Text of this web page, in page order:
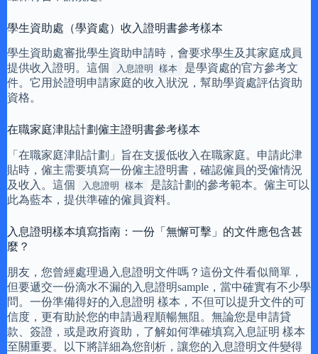
學生資助處（學資處）收入證明書參考樣本
學生資助處審批學生資助申請時，會要求學生及其家庭成員
提供收入證明。這個
入息證明 樣本
是學資處的官方參考文
件。它用於證明申請家庭的收入狀況，幫助學資處評估資助
資格。
在職家庭津貼計劃僱主證明書參考樣本
「在職家庭津貼計劃」旨在支援低收入在職家庭。申請此津
貼時，僱主需要填寫一份僱主證明書，確認僱員的受僱情況
及收入。這個
入息證明 樣本
是該計劃的參考範本。僱主可以
此為藍本，提供準確的僱員資料。
入息證明樣本填寫指南：一份「無懈可擊」的文件應包含甚
麼？
朋友，您曾經處理過入息證明文件嗎？這份文件看似簡單，
但要遞交一份滴水不漏的入息證明sample，當中確實有不少學
問。一份準備得好的入息證明 樣本，不但可以提升文件的可
信度，更有助於您的申請過程順暢無阻。無論您是申請貸
款、簽證，或是政府資助，了解如何準確填寫入息証明 樣本
至關重要。以下將詳細為您剖析，讓您的入息證明文件變得